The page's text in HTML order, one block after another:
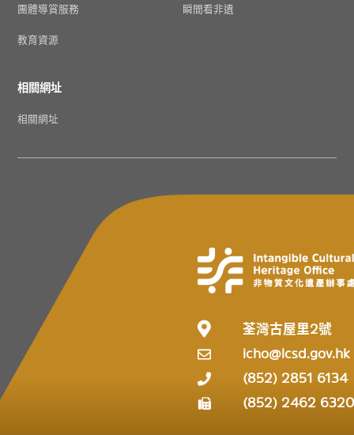
團體導賞服務
教育資源
瞬間看非遺
相關網址
相關網址
荃灣古屋里2號
icho@lcsd.gov.hk
(852) 2851 6134
(852) 2462